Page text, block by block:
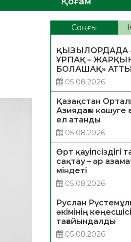
Соңғы
ҚЫЗЫЛОРДАДА
ҰРПАҚ –
БОЛАШАҚ» АТТЫ
КЕҢЕЙТІЛГЕН
ӨТТІ
05.08.2026
Қазақстан
Азиядағы көшуге
ел атанды
05.08.2026
Өрт қауіпсіздігі
сақтау – әр
міндеті
05.08.2026
Руслан
әкімінің
тағайындалды
05.08.2026